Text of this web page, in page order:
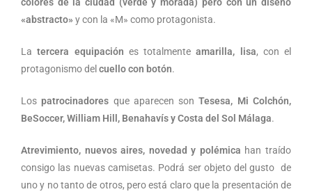
«abstracto» y con la «M» como protagonista.
Latercera equipación es totalmenteamarilla, lisa, con el
protagonismo del cuello con botón.
Los patrocinadores que aparecen sonTesesa, Mi Colchón,
BeSoccer, William Hill, Benahavís y Costa del Sol Málaga.
Atrevimiento, nuevos aires, novedad y polémica han traído
consigo las nuevas camisetas. Podrá ser objeto del gusto de
uno y no tanto de otros, pero está claro que la presentación de